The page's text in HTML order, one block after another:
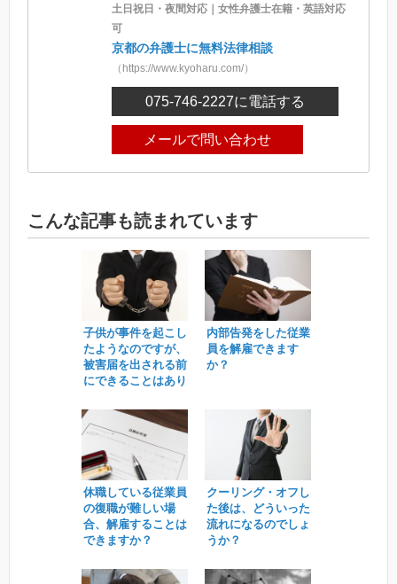
土日祝日・夜間対応｜女性弁護士在籍・英語対応
可
京都の弁護士に無料法律相談
（https://www.kyoharu.com/）
075-746-2227に電話する
メールで問い合わせ
こんな記事も読まれています
子供が事件を起こし
たようなのですが、
被害届を出される前
にできることはあり
内部告発をした従業
員を解雇できます
か？
休職している従業員
の復職が難しい場
合、解雇することは
できますか？
クーリング・オフし
た後は、どういった
流れになるのでしょ
うか？